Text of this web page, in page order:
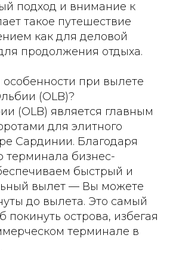
подход и внимание к
такое путешествие
как для деловой
продолжения отдыха.
при вылете
(OLB)?
(OLB) является главным
для элитного
Сардинии. Благодаря
терминала бизнес-
быстрый и
вылет — Вы можете
до вылета. Это самый
покинуть острова, избегая
терминале в